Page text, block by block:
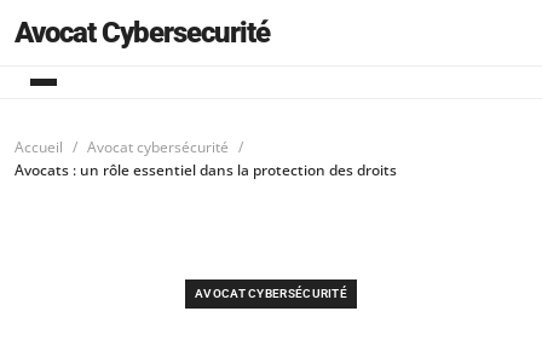
Avocat Cybersecurité
Accueil
Avocat cybersécurité
Avocats : un rôle essentiel dans la protection des droits
AVOCAT CYBERSÉCURITÉ